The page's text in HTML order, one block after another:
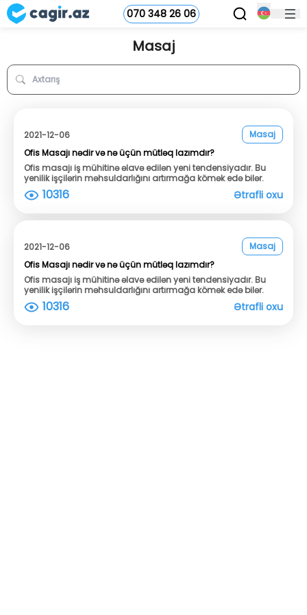
070 348 26 06
Masaj
2021-12-06
Masaj
Ofis Masajı nədir və nə üçün mütləq lazımdır?
Ofis masajı iş mühitinə əlavə edilən yeni tendensiyadır. Bu
yenilik işçilərin məhsuldarlığını artırmağa kömək edə bilər.
10316 Ətrafli oxu
2021-12-06
Masaj
Ofis Masajı nədir və nə üçün mütləq lazımdır?
Ofis masajı iş mühitinə əlavə edilən yeni tendensiyadır. Bu
yenilik işçilərin məhsuldarlığını artırmağa kömək edə bilər.
10316 Ətrafli oxu